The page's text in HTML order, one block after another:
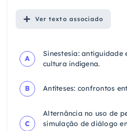
Ver texto associado
A
Sinestesia: antiguidade
cultura indígena.
B Antíteses: confrontos
C
Alternância no uso de
simulação de diálogo